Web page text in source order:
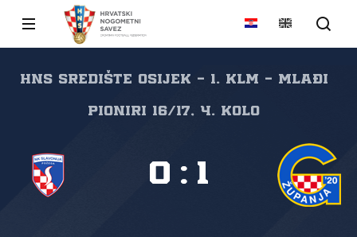
HNS Središte Osijek - 1. KLM - Mlađi
pioniri 16/17, 4. kolo
0 : 1